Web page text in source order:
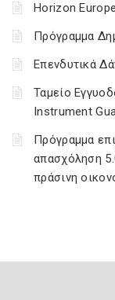
Horizon
Πρόγραμμα
Επενδυτικά
Ταμείο
Instrument
Πρόγραμμα
απασχόληση
πράσινη